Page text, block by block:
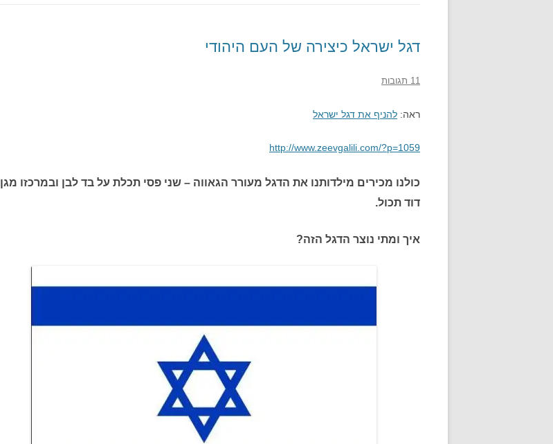
דגל ישראל כיצירה של העם היהודי
11 תגובות
ראה: להניף את דגל ישראל
http://www.zeevgalili.com/?p=1059
כולנו מכירים מילדותנו את הדגל מעורר הגאווה – שני פסי תכלת על בד לבן ובמרכזו מגן
דוד תכול.
איך ומתי נוצר הדגל הזה?